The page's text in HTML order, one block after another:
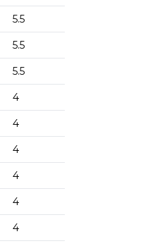
5.5
5.5
5.5
4
4
4
4
4
4